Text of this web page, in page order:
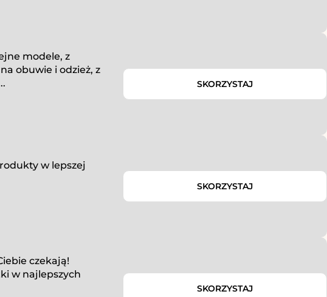
modele, z
obuwie i odzież, z
SKORZYSTAJ
w lepszej
SKORZYSTAJ
czekają!
w najlepszych
SKORZYSTAJ